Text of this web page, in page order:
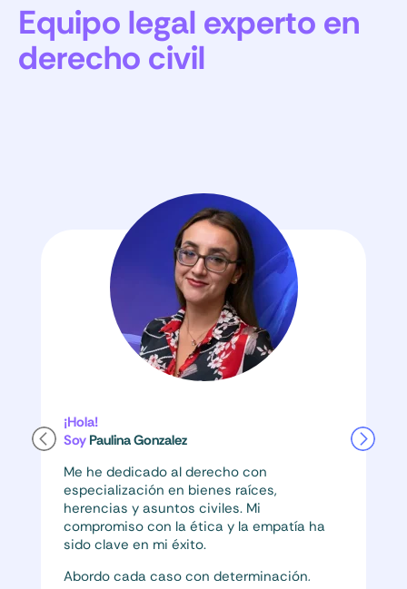
Equipo legal experto en
derecho civil
¡Hola!
Soy Paulina Gonzalez
Me he dedicado al derecho con
especialización en bienes raíces,
herencias y asuntos civiles. Mi
compromiso con la ética y la empatía ha
sido clave en mi éxito.
Abordo cada caso con determinación,